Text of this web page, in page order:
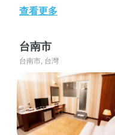
查看更多
台南市
台南市, 台灣